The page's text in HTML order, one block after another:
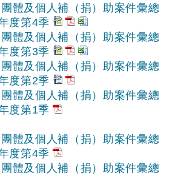
體及個人補（捐）助案件彙總
度第4季
體及個人補（捐）助案件彙總
度第3季
體及個人補（捐）助案件彙總
度第2季
體及個人補（捐）助案件彙總
度第1季
體及個人補（捐）助案件彙總
度第4季
體及個人補（捐）助案件彙總